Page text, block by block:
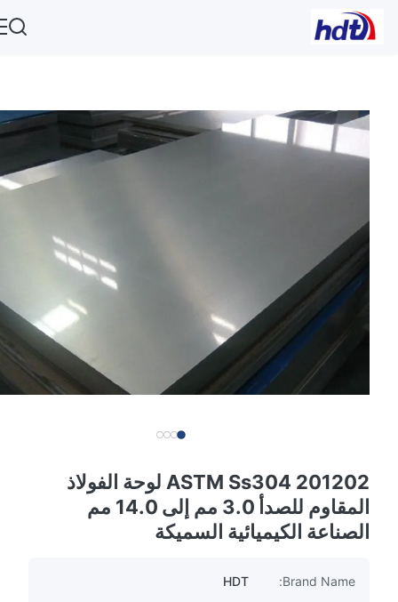
201202 ASTM Ss304 لوحة الفولاذ
المقاوم للصدأ 3.0 مم إلى 14.0 مم
الصناعة الكيميائية السميكة
Brand Name: